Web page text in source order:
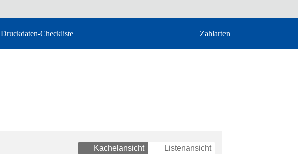
Druckdaten-Checkliste Zahlarten
Kachelansicht Listenansicht